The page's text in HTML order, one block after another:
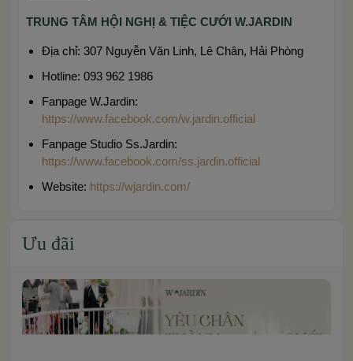
TRUNG TÂM HỘI NGHỊ & TIỆC CƯỚI W.JARDIN
Địa chỉ: 307 Nguyễn Văn Linh, Lê Chân, Hải Phòng
Hotline: 093 962 1986
Fanpage W.Jardin:
https://www.facebook.com/w.jardin.official
Fanpage Studio Ss.Jardin:
https://www.facebook.com/ss.jardin.official
Website: https://wjardin.com/
Ưu đãi